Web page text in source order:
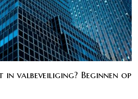
valbeveiliging? Beginnen op